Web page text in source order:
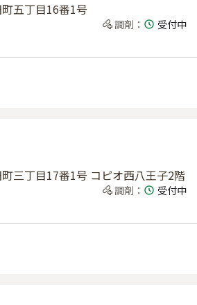
五丁目16番1号
調剤 ：
受付中
三丁目17番1号 コピオ西八王子2階
調剤 ：
受付中